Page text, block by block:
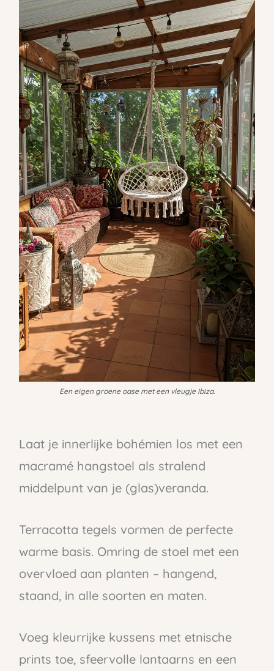
Een eigen groene oase met een vleugje Ibiza.
Laat je innerlijke bohémien los met een
macramé hangstoel als stralend
middelpunt van je (glas)veranda.
Terracotta tegels vormen de perfecte
warme basis. Omring de stoel met een
overvloed aan planten – hangend,
staand, in alle soorten en maten.
Voeg kleurrijke kussens met etnische
prints toe, sfeervolle lantaarns en een